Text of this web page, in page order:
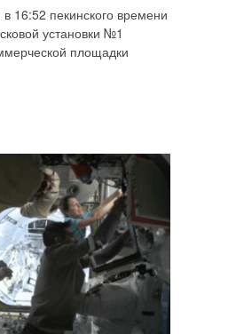
в 16:52 пекинского времени
установки №1
площадки